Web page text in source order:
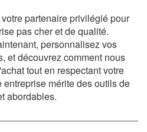
partenaire privilégié pour
pas cher et de qualité.
personnalisez vos
et découvrez comment nous
tout en respectant votre
mérite des outils de
abordables.